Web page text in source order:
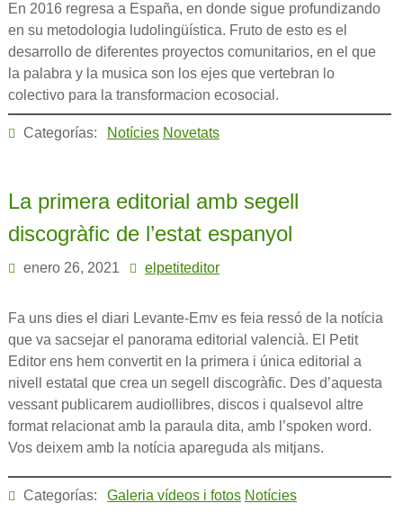
En 2016 regresa a España, en donde sigue profundizando
en su metodologia ludolingüística. Fruto de esto es el
desarrollo de diferentes proyectos comunitarios, en el que
la palabra y la musica son los ejes que vertebran lo
colectivo para la transformacion ecosocial.
Categorías: Notícies Novetats
La primera editorial amb segell
discogràfic de l’estat espanyol
enero 26, 2021 elpetiteditor
Fa uns dies el diari Levante-Emv es feia ressó de la notícia
que va sacsejar el panorama editorial valencià. El Petit
Editor ens hem convertit en la primera i única editorial a
nivell estatal que crea un segell discogràfic. Des d’aquesta
vessant publicarem audiollibres, discos i qualsevol altre
format relacionat amb la paraula dita, amb l’spoken word.
Vos deixem amb la notícia apareguda als mitjans.
Categorías: Galeria vídeos i fotos Notícies